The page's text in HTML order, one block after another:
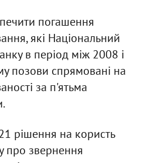
погашення
які Національний
в період між 2008 і
позови спрямовані на
за п'ятьма
рішення на користь
про звернення